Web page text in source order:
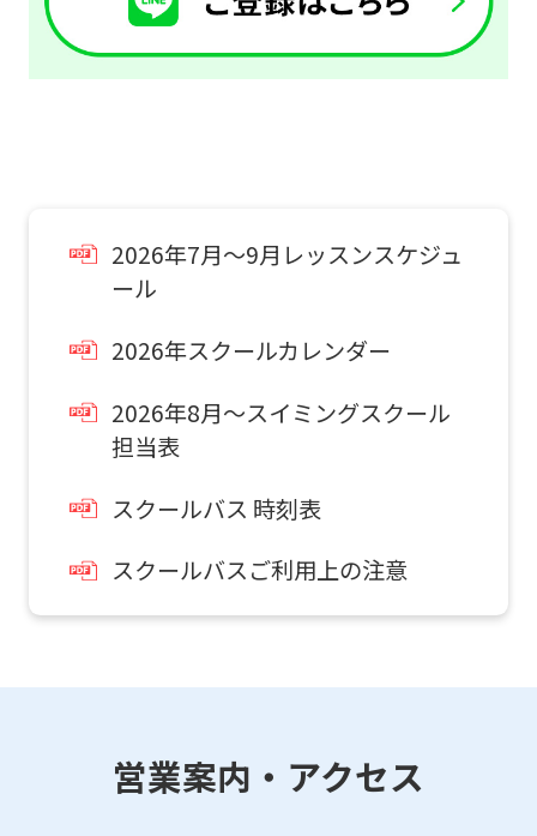
2026年7月～9月レッスンスケジュ
ール
2026年スクールカレンダー
2026年8月～スイミングスクール
担当表
スクールバス 時刻表
スクールバスご利用上の注意
営業案内・アクセス
the
Japanese
will
mechanically,
so
not
be
may